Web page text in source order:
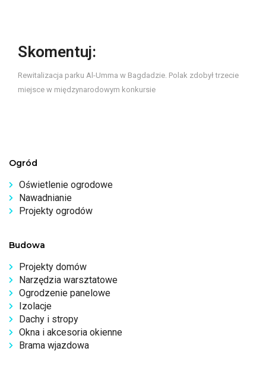
Skomentuj:
Rewitalizacja parku Al-Umma w Bagdadzie. Polak zdobył trzecie
miejsce w międzynarodowym konkursie
Ogród
Oświetlenie ogrodowe
Nawadnianie
Projekty ogrodów
Budowa
Projekty domów
Narzędzia warsztatowe
Ogrodzenie panelowe
Izolacje
Dachy i stropy
Okna i akcesoria okienne
Brama wjazdowa